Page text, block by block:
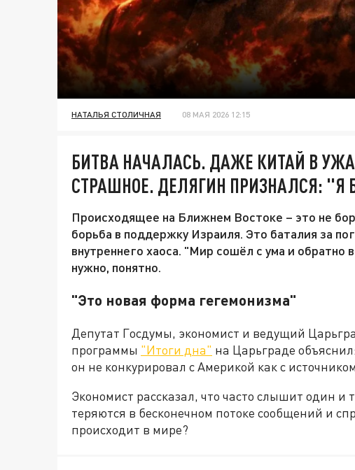
НАТАЛЬЯ СТОЛИЧНАЯ 08 МАЯ 2026 12:15
БИТВА НАЧАЛАСЬ. ДАЖЕ КИТАЙ В
СТРАШНОЕ. ДЕЛЯГИН ПРИЗНАЛСЯ: "Я
Происходящее на Ближнем Востоке – это не
борьба в поддержку Израиля. Это баталия за
внутреннего хаоса. "Мир сошёл с ума и обратно
нужно, понятно.
"Это новая форма гегемонизма"
Депутат Госдумы, экономист и ведущий
программы "Итоги дна" на Царьграде
он не конкурировал с Америкой как с
Экономист рассказал, что часто слышит один
теряются в бесконечном потоке сообщений и
происходит в мире?